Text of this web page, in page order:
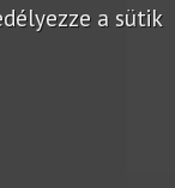
a sütik